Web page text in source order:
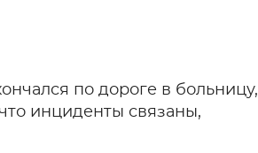
по дороге в больницу,
инциденты связаны,